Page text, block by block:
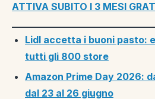
ATTIVA SUBITO I 3 MESI
Lidl accetta i buoni pasto:
tutti gli 800 store
Amazon Prime Day 2026:
dal 23 al 26 giugno